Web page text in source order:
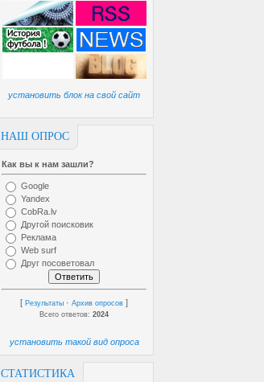
установить блок на свой сайт
НАШ ОПРОС
Как вы к нам зашли?
Google
Yandex
CobRa.lv
Другой поисковик
Реклама
Web surf
Друг посоветовал
[ Результаты · Архив опросов ]
Всего ответов: 2024
установить такой вид опроса
СТАТИСТИКА